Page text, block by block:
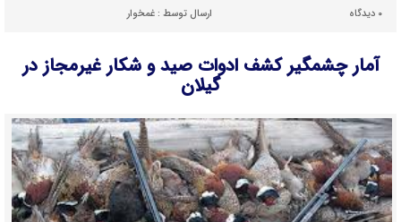
۰ دیدگاه ارسال توسط :غمخوار
آمار چشمگیر کشف ادوات صید و شکار غیرمجاز در
گیلان